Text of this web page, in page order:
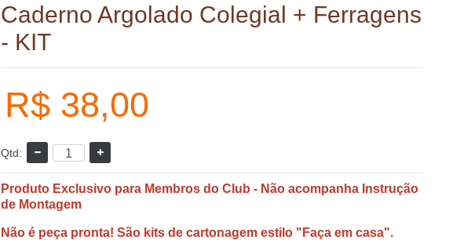
Caderno Argolado Colegial + Ferragens
- KIT
R$ 38,00
Qtd:
Produto Exclusivo para Membros do Club - Não acompanha Instrução
de Montagem
Não é peça pronta! São kits de cartonagem estilo "Faça em casa".